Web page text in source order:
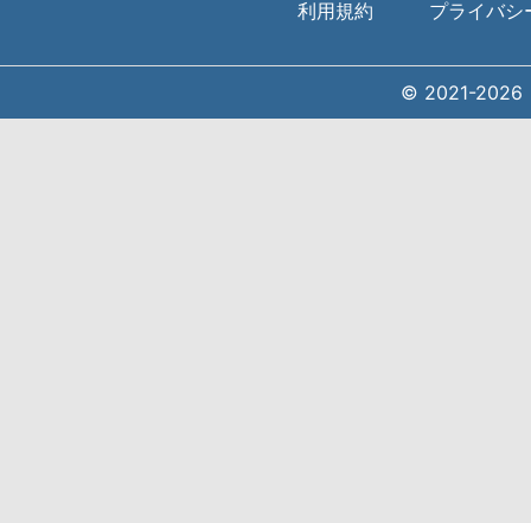
利用規約 プライバシ
© 2021-2026